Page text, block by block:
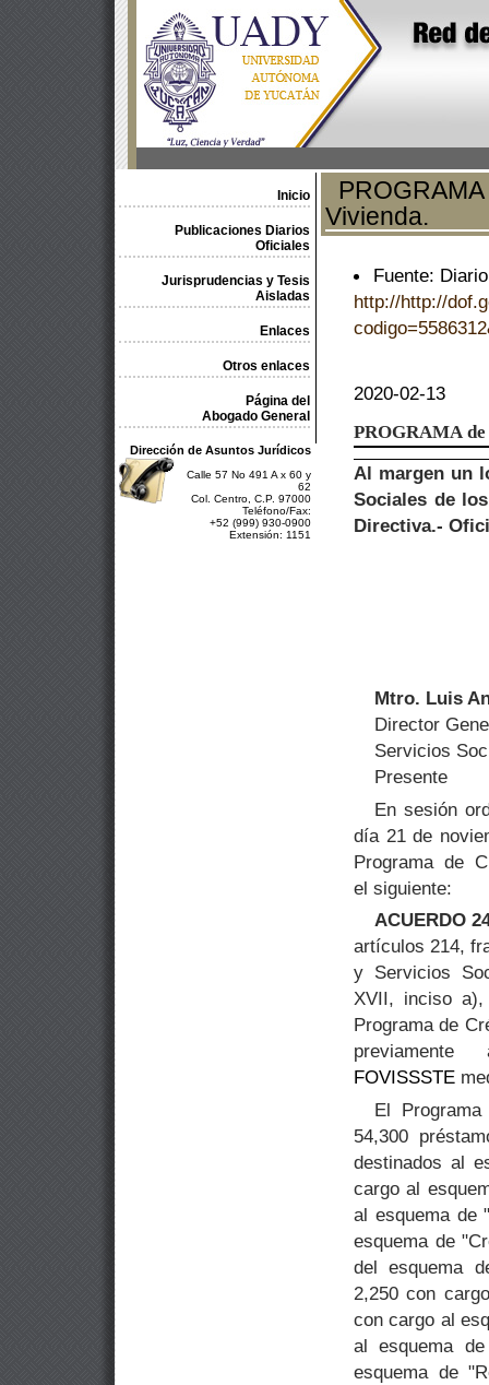
Inicio
Publicaciones Diarios
Oficiales
Jurisprudencias y Tesis
Aisladas
Enlaces
Otros enlaces
Página del
Abogado General
Dirección de Asuntos Jurídicos
Calle 57 No 491 A x 60 y
62
Col. Centro, C.P. 97000
Teléfono/Fax:
+52 (999) 930-0900
Extensión: 1151
Vivienda.
Fuente:
http://http://
2020-02-13
PROGRAMA
Al margen un
Sociales de
Directiva.-
Mtro. Luis
Director
Servicios
Presente
En sesión
día 21 de
Programa de
el siguiente:
ACUERDO
artículos 214,
y Servicios
XVII, inciso a),
Programa de
FOVISSSTE
El
54,300
destinados al
cargo al
al esquema de
esquema de
del esquema
2,250 con
con cargo al
al esquema
esquema de